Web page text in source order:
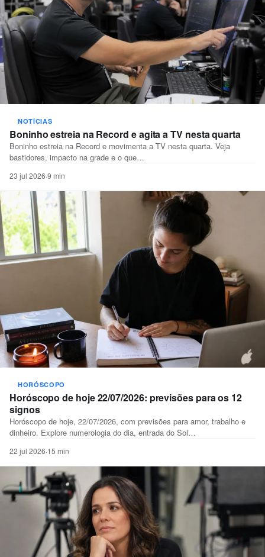
NOTÍCIAS
Boninho estreia na Record e agita a TV nesta quarta
Boninho estreia na Record e movimenta a TV nesta quarta. Veja
bastidores, impacto na grade e o que…
23 jul 2026·9 min
HORÓSCOPO
Horóscopo de hoje 22/07/2026: previsões para os 12
signos
Horóscopo de hoje, 22/07/2026, com previsões para amor, trabalho e
dinheiro. Explore numerologia do dia, entrada do Sol…
22 jul 2026·15 min